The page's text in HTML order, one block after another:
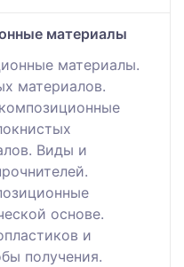
материалы
материалы.
материалов.
Виды и
основе.
и
получения.